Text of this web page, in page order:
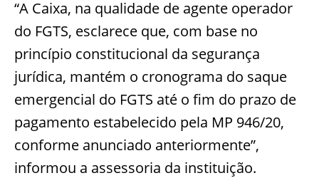
“A Caixa, na qualidade de agente operador
do FGTS, esclarece que, com base no
princípio constitucional da segurança
jurídica, mantém o cronograma do saque
emergencial do FGTS até o fim do prazo de
pagamento estabelecido pela MP 946/20,
conforme anunciado anteriormente”,
informou a assessoria da instituição.